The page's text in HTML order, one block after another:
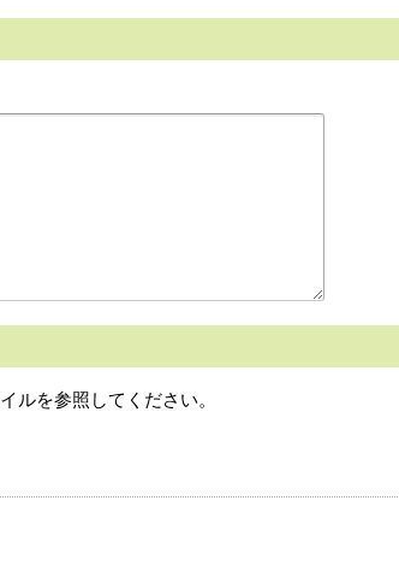
ルを参照してください。